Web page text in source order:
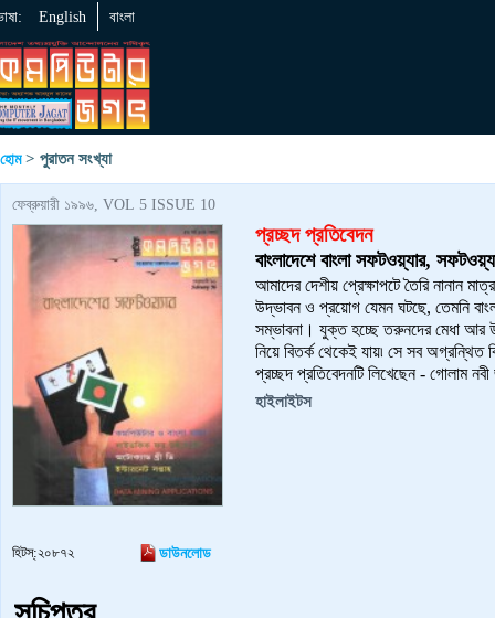
English বাংলা
হোম> পুরাতন সংখ্যা
ফেব্রুয়ারী ১৯৯৬, VOL 5 ISSUE 10
হিটস্:২০৮৭২ ডাউনলোড
প্রচ্ছদ প্রতিবেদন
বাংলাদেশে বাংলা সফটওয়্যার,
আমাদের দেশীয় প্রেক্ষাপটে তৈরি নানান
উদ্ভাবন ও প্রয়োগ যেমন ঘটছে, তেমনি
সম্ভাবনা। যুক্ত হচ্ছে তরুনদের মেধা আর
নিয়ে বিতর্ক থেকেই যায়৷ সে সব অগ্রন্থিত
প্রচ্ছদ প্রতিবেদনটি লিখেছেন - গোলাম নবী
হাইলাইটস